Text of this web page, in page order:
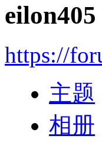
eilon405
https://
主题
相册